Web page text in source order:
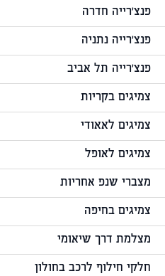
פנצ'רייה חדרה
פנצ'רייה נתניה
פנצ'רייה תל אביב
צמיגים בקריות
צמיגים לאאודי
צמיגים לאופל
מצברי שנפ אחריות
צמיגים בחיפה
מצלמת דרך שיאומי
חלקי חילוף לרכב בחולון